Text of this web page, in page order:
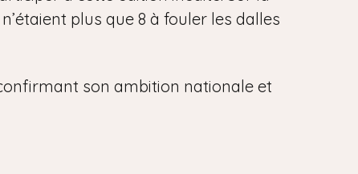
plus que 8 à fouler les dalles
son ambition nationale et